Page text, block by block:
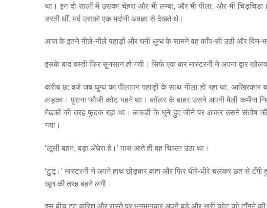
था। इन दो सालों में उसका चेहरा और भी लम्बा, और भी पीला, और भी
डरती थीं, मर्द उसको एक मर्दानी अवज्ञा से देखते थे।
आज के इतने नीले-नीले पहाड़ों और घनी धुन्ध के सामने वह काँप-सी उठी और दिन-भर
इसके बाद बस्ती फिर सुनसान हो गयी। सिर्फ एक बार मास्टरनी ने अपना द्वार
करीब छ: बजे जब धुन्ध का पीलापन पहाड़ों के साथ नीला हो रहा था, आखिरकार
लड़का। पुराना फौजी कोट पहने था। कॉलर के बाहर उसने अपनी मैली
मेढकों की तरह फुदक रहा था। लकड़ी के घुने हुए जीने पर आकर उसने संतोष
गया।
‘लूसी बहन, बड़ा अँधेरा है।’ पास आते ही वह चिल्ला उठा था।
‘टुटू।’ मास्टरनी ने अपने हाथ छोड़कर कहा और फिर धीरे-धीरे चलकर छत से
खून की तरह बहने लगी।